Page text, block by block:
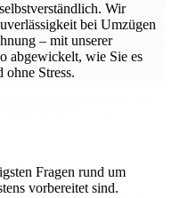
Wir
bei Umzügen
– mit unserer
abgewickelt, wie Sie es
ohne Stress.
Fragen rund um
vorbereitet sind.